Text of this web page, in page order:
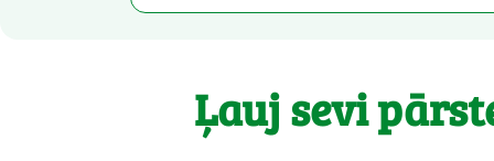
Ļauj sevi